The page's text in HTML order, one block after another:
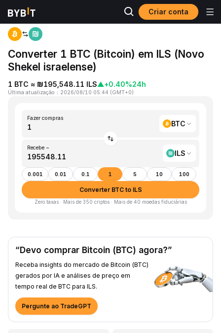
Criar conta
Página inicial
Converter 1 BTC (Bitcoin) em ILS (Novo
Shekel israelense)
1 BTC ≈ ₪195,548.11 ILS▲+0.40%24h
Última atualização ： 2026/08/10 05:44 (GMT+0)
Fazer compras
BTC
Recebe ~
ILS
0.001 0.01 0.1 1 5 10 100
Converter BTC to ILS
Zero taxas · Mais de 350 criptos · Mais de 40 moedas fiduciárias
“Devo comprar Bitcoin (BTC) agora?”
Receba insights do mercado de Bitcoin (BTC)
gerados por IA e análises de preço em
tempo real de BTC para ILS.
Pergunte ao TradeGPT